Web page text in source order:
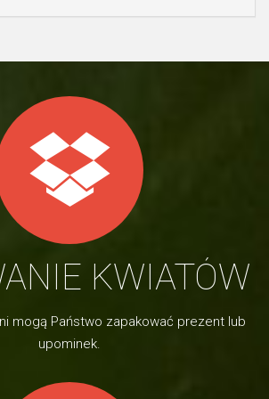
KWIATÓW
mogą Państwo zapakować prezent lub
upominek.